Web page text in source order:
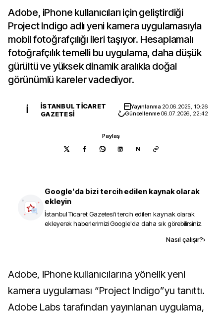
Adobe, iPhone kullanıcıları için geliştirdiği
Project Indigo adlı yeni kamera uygulamasıyla
mobil fotoğrafçılığı ileri taşıyor. Hesaplamalı
fotoğrafçılık temelli bu uygulama, daha düşük
gürültü ve yüksek dinamik aralıkla doğal
görünümlü kareler vadediyor.
İ
İSTANBUL TICARET
GAZETESI
Yayınlanma 20.06.2025, 10:26
Güncellenme06.07.2026, 22:42
Paylaş
N
Google'da bizi tercih edilen kaynak olarak
ekleyin
İstanbul Ticaret Gazetesi'i tercih edilen kaynak olarak
ekleyerek haberlerimizi Google'da daha sık görebilirsiniz.
Nasıl çalışır?›
Adobe, iPhone kullanıcılarına yönelik yeni
kamera uygulaması “Project Indigo”yu tanıttı.
Adobe Labs tarafından yayınlanan uygulama,